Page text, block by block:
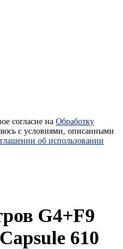
согласие на Обработку
с условиями, описанными
об использовании
G4+F9
610